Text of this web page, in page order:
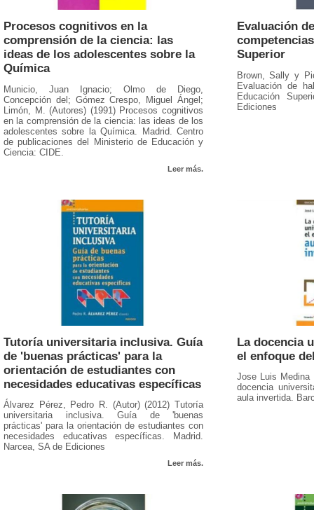
Procesos cognitivos en la
comprensión de la ciencia: las
ideas de los adolescentes sobre la
Química
Municio, Juan Ignacio; Olmo de Diego,
Concepción del; Gómez Crespo, Miguel Ángel;
Limón, M. (Autores) (1991) Procesos cognitivos
en la comprensión de la ciencia: las ideas de los
adolescentes sobre la Química. Madrid. Centro
de publicaciones del Ministerio de Educación y
Ciencia: CIDE.
Leer más.
Evaluación
Superior
Brown, Sally y
Evaluación de
Educación
Ediciones
Tutoría universitaria inclusiva. Guía
de 'buenas prácticas' para la
orientación de estudiantes con
necesidades educativas específicas
Álvarez Pérez, Pedro R. (Autor) (2012) Tutoría
universitaria inclusiva. Guía de 'buenas
prácticas' para la orientación de estudiantes con
necesidades educativas específicas. Madrid.
Narcea, SA de Ediciones
Leer más.
La docencia
el enfoque
Jose Luis Medina
docencia
aula invertida.